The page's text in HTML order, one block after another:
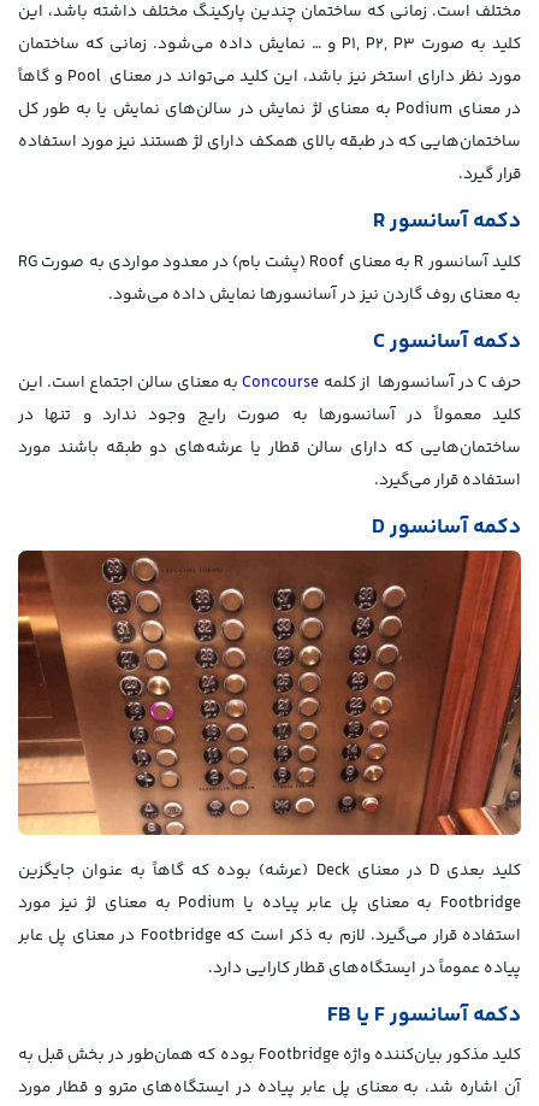
مختلف است. زمانی که ساختمان چندین پارکینگ مختلف داشته باشد، این
کلید به صورت P1, P2, P3 و … نمایش داده می‌شود. زمانی که ساختمان
مورد نظر دارای استخر نیز باشد، این کلید می‌تواند در معنای Pool و گاهاً
در معنای Podium به معنای لژ نمایش در سالن‌های نمایش یا به طور کل
ساختمان‌هایی که در طبقه بالای همکف دارای لژ هستند نیز مورد استفاده
قرار گیرد.
دکمه آسانسور R
کلید آسانسور R به معنای Roof (پشت بام) در معدود مواردی به صورت RG
به معنای روف گاردن نیز در آسانسورها نمایش داده می‌شود.
دکمه آسانسور C
حرف C در آسانسورها از کلمه Concourseبه معنای سالن اجتماع است. این
کلید معمولاً در آسانسورها به صورت رایج وجود ندارد و تنها در
ساختمان‌هایی که دارای سالن قطار یا عرشه‌های دو طبقه باشند مورد
استفاده قرار می‌گیرد.
دکمه آسانسور D
کلید بعدی D در معنای Deck (عرشه) بوده که گاهاً به عنوان جایگزین
Footbridge به معنای پل عابر پیاده یا Podium به معنای لژ نیز مورد
استفاده قرار می‌گیرد. لازم به ذکر است که Footbridge در معنای پل عابر
پیاده عموماً در ایستگاه‌های قطار کارایی دارد.
دکمه آسانسور F یا FB
کلید مذکور بیان‌کننده واژه Footbridge بوده که همان‌طور در بخش قبل به
آن اشاره شد، به معنای پل عابر پیاده در ایستگاه‌های مترو و قطار مورد